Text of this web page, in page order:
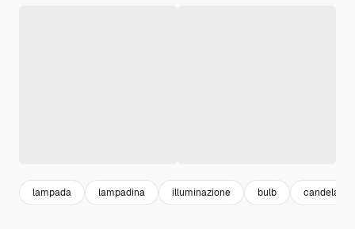
lampada lampadina illuminazione bulb candela